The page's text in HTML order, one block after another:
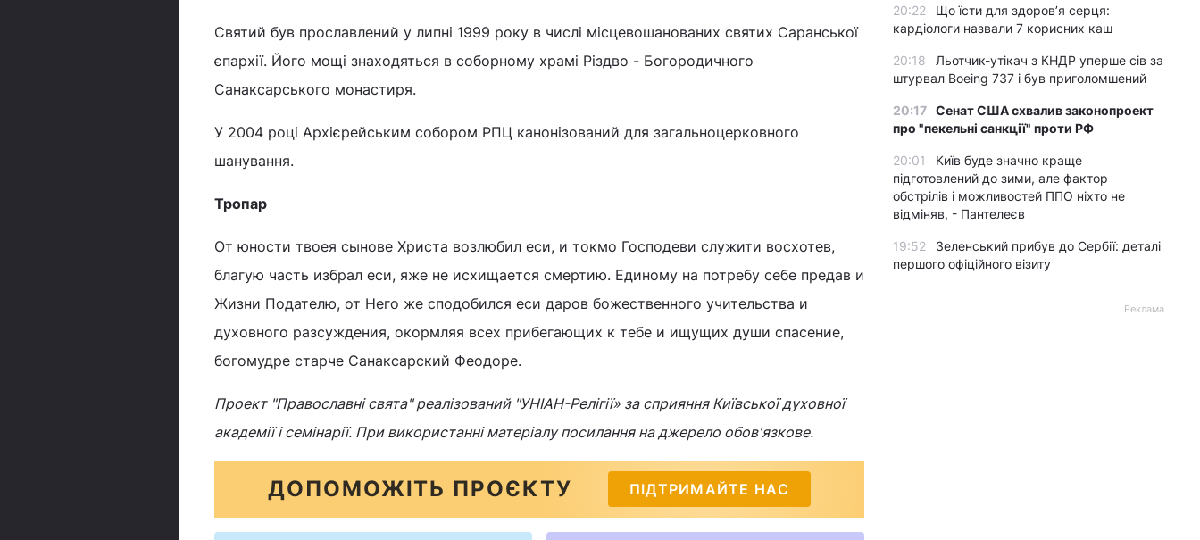
Святий був прославлений у липні 1999 року в числі місцевошанованих святих Саранської
єпархії. Його мощі знаходяться в соборному храмі Різдво - Богородичного
Санаксарського монастиря.
У 2004 році Архієрейським собором РПЦ канонізований для загальноцерковного
шанування.
Тропар
От юности твоея сынове Христа возлюбил еси, и токмо Господеви служити восхотев,
благую часть избрал еси, яже не исхищается смертию. Единому на потребу себе предав и
Жизни Подателю, от Него же сподобился еси даров божественного учительства и
духовного разсуждения, окормляя всех прибегающих к тебе и ищущих души спасение,
богомудре старче Санаксарский Феодоре.
Проект "Православні свята" реалізований "УНІАН-Релігії» за сприяння Київської духовної
академії і семінарії. При використанні матеріалу посилання на джерело обов'язкове.
ДОПОМОЖІТЬ ПРОЄКТУ ПІДТРИМАЙТЕ НАС
20:22
Що їсти для здоров’я серця:
кардіологи назвали 7 корисних каш
20:18
Льотчик-утікач з КНДР уперше сів за
штурвал Boeing 737 і був приголомшений
20:17 Сенат США схвалив законопроект
про "пекельні санкції" проти РФ
20:01
Київ буде значно краще
підготовлений до зими, але фактор
обстрілів і можливостей ППО ніхто не
відміняв, - Пантелеєв
19:52
Зеленський прибув до Сербії: деталі
першого офіційного візиту
Реклама